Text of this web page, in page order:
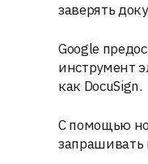
заверять
Google
инструмент
как DocuSign.
С помощью
запрашивать